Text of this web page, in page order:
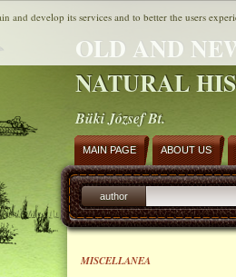
OLD AND
NATURAL
Büki József Bt.
MAIN PAGE ABOUT US
author
MISCELLANEA
and develop its services and to better the users